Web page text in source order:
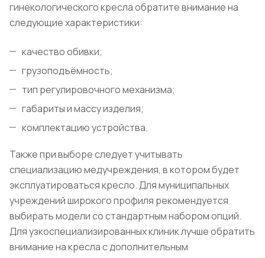
гинекологического кресла обратите внимание на
следующие характеристики:
качество обивки;
грузоподъёмность;
тип регулировочного механизма;
габариты и массу изделия;
комплектацию устройства.
Также при выборе следует учитывать
специализацию медучреждения, в котором будет
эксплуатироваться кресло. Для муниципальных
учреждений широкого профиля рекомендуется
выбирать модели со стандартным набором опций.
Для узкоспециализированных клиник лучше обратить
внимание на кресла с дополнительным